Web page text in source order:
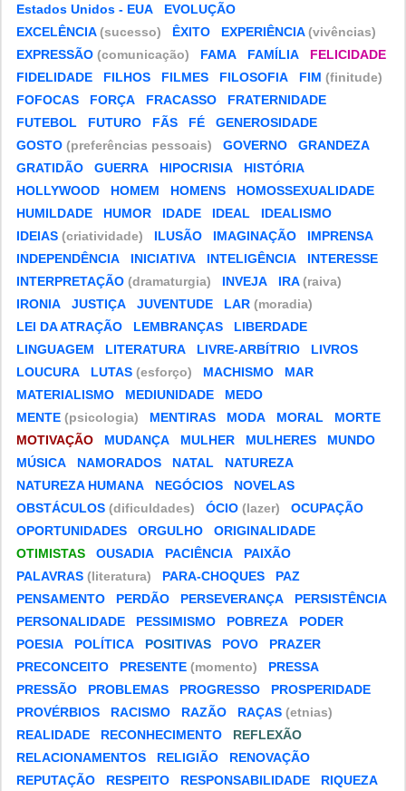
Estados Unidos - EUA
EVOLUÇÃO
EXCELÊNCIA(sucesso) ÊXITO EXPERIÊNCIA(vivências)
EXPRESSÃO (comunicação) FAMA FAMÍLIA
FELICIDADE
FIDELIDADE
FILHOS FILMES FILOSOFIA FIM (finitude)
FOFOCAS
FORÇA FRACASSO
FRATERNIDADE
FUTEBOL
FUTURO FÃS FÉ
GENEROSIDADE
GOSTO (preferências pessoais) GOVERNO
GRANDEZA
GRATIDÃO
GUERRA HIPOCRISIA
HISTÓRIA
HOLLYWOOD
HOMEM HOMENS
HOMOSSEXUALIDADE
HUMILDADE
HUMOR IDADE IDEAL
IDEALISMO
IDEIAS (criatividade) ILUSÃO IMAGINAÇÃO
IMPRENSA
INDEPENDÊNCIA
INICIATIVA INTELIGÊNCIA
INTERESSE
INTERPRETAÇÃO (dramaturgia) INVEJA IRA(raiva)
IRONIA
JUSTIÇA JUVENTUDE LAR (moradia)
LEI DA ATRAÇÃO
LEMBRANÇAS
LIBERDADE
LINGUAGEM
LITERATURA LIVRE-ARBÍTRIO
LIVROS
LOUCURA
LUTAS (esforço) MACHISMO
MAR
MATERIALISMO
MEDIUNIDADE
MEDO
MENTE (psicologia) MENTIRAS MODA MORAL
MORTE
MOTIVAÇÃO
MUDANÇA MULHER MULHERES
MUNDO
MÚSICA
NAMORADOS NATAL
NATUREZA
NATUREZA HUMANA
NEGÓCIOS
NOVELAS
OBSTÁCULOS (dificuldades) ÓCIO (lazer)
OCUPAÇÃO
OPORTUNIDADES
ORGULHO
ORIGINALIDADE
OTIMISTAS
OUSADIA PACIÊNCIA
PAIXÃO
PALAVRAS (literatura) PARA-CHOQUES
PAZ
PENSAMENTO
PERDÃO PERSEVERANÇA
PERSISTÊNCIA
PERSONALIDADE
PESSIMISMO POBREZA
PODER
POESIA
POLÍTICA POSITIVAS POVO
PRAZER
PRECONCEITO
PRESENTE (momento)
PRESSA
PRESSÃO
PROBLEMAS PROGRESSO
PROSPERIDADE
PROVÉRBIOS
RACISMO RAZÃO RAÇAS (etnias)
REALIDADE
RECONHECIMENTO
REFLEXÃO
RELACIONAMENTOS
RELIGIÃO
RENOVAÇÃO
REPUTAÇÃO
RESPEITO RESPONSABILIDADE
RIQUEZA